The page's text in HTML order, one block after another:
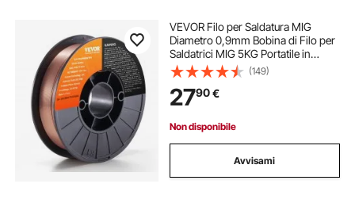
VEVOR Filo per Saldatura MIG
Diametro 0,9mm Bobina di Filo per
Saldatrici MIG 5KG Portatile in
Acciaio Morbido 200 mm, Filo di
Saldatura Trazione Massima tra
490-670 MPa per Saldatrici MIG
con Bobina
(149)
2790€
Non disponibile
Avvisami